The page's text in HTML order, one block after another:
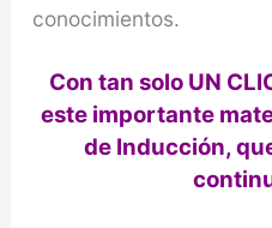
conocimientos.
Con tan solo UN
este importante
de Inducción,